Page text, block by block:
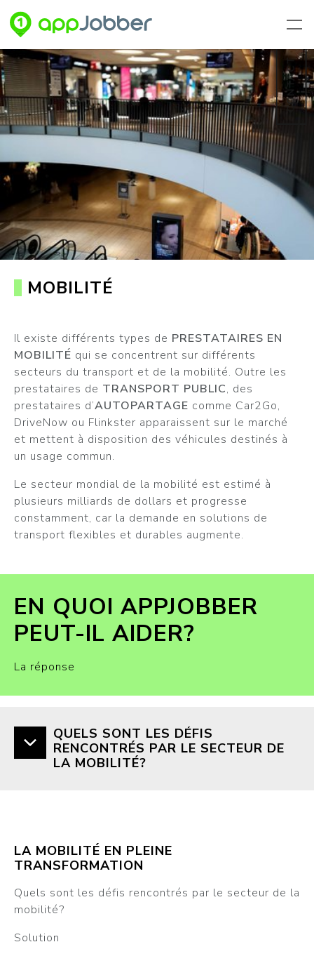
Aller au contenu principal
MOBILITÉ
Il existe différents types de PRESTATAIRES EN
MOBILITÉ qui se concentrent sur différents
secteurs du transport et de la mobilité. Outre les
prestataires de TRANSPORT PUBLIC, des
prestataires d’AUTOPARTAGE comme Car2Go,
DriveNow ou Flinkster apparaissent sur le marché
et mettent à disposition des véhicules destinés à
un usage commun.
Le secteur mondial de la mobilité est estimé à
plusieurs milliards de dollars et progresse
constamment, car la demande en solutions de
transport flexibles et durables augmente.
EN QUOI APPJOBBER
PEUT-IL AIDER?
La réponse
QUELS SONT LES DÉFIS
RENCONTRÉS PAR LE SECTEUR DE
LA MOBILITÉ?
LA MOBILITÉ EN PLEINE
TRANSFORMATION
Quels sont les défis rencontrés par le secteur de la
mobilité?
Solution
CONTACT